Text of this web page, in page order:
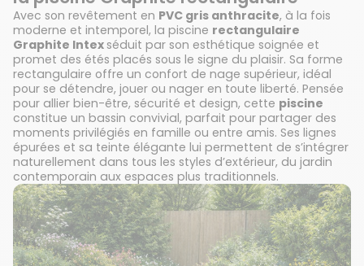
Avec son revêtement en PVC gris anthracite, à la fois
moderne et intemporel, la piscine rectangulaire
Graphite Intex séduit par son esthétique soignée et
promet des étés placés sous le signe du plaisir. Sa forme
rectangulaire offre un confort de nage supérieur, idéal
pour se détendre, jouer ou nager en toute liberté. Pensée
pour allier bien-être, sécurité et design, cette piscine
constitue un bassin convivial, parfait pour partager des
moments privilégiés en famille ou entre amis. Ses lignes
épurées et sa teinte élégante lui permettent de s’intégrer
naturellement dans tous les styles d’extérieur, du jardin
contemporain aux espaces plus traditionnels.